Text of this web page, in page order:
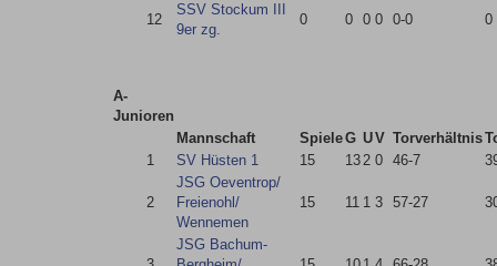
12
SSV Stockum III
9er zg.
0 0 0 0 0-0 0
A-
Junioren
Mannschaft
SpieleG UV Torverhältnis
1
SV Hüsten 1 15 132 0 46-7
2
JSG Oeventrop/​
Freienohl/​
Wennemen
15 11 1 3 57-27
JSG Bachum-